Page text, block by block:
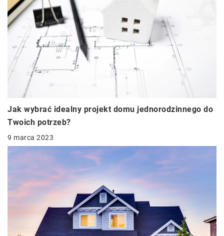
Jak wybrać idealny projekt domu jednorodzinnego do
Twoich potrzeb?
9 marca 2023